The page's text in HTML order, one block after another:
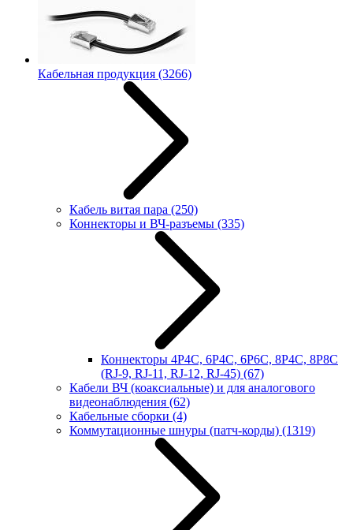
Кабельная продукция (3266)
Кабель витая пара (250)
Коннекторы и ВЧ-разъемы (335)
Коннекторы 4P4C, 6P4C, 6P6C, 8P4C, 8P8C
(RJ-9, RJ-11, RJ-12, RJ-45) (67)
Кабели ВЧ (коаксиальные) и для аналогового
видеонаблюдения (62)
Кабельные сборки (4)
Коммутационные шнуры (патч-корды) (1319)